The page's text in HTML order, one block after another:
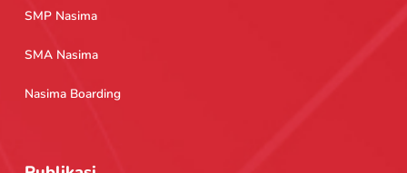
SMP Nasima
SMA Nasima
Nasima Boarding